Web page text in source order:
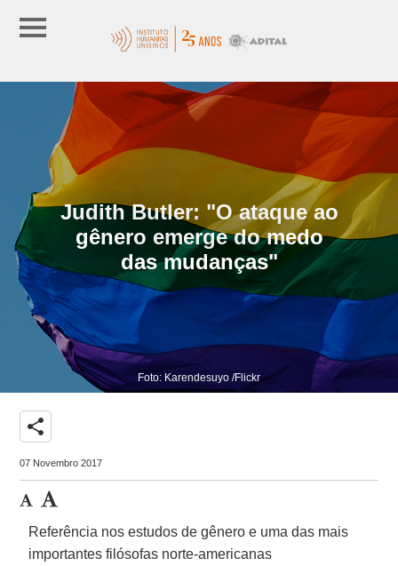
Judith Butler: "O ataque ao
gênero emerge do medo
das mudanças"
Foto: Karendesuyo /Flickr
share
07 Novembro 2017
Referência nos estudos de gênero e uma das mais
importantes filósofas norte-americanas